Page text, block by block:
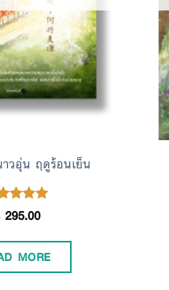
วอุ่น ฤดูร้อนเย็น
5.00
295.00
MORE